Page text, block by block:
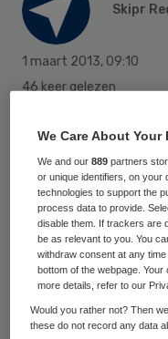
Skipr
1 maart 2013, 09:10
46 keer gelezen
De fusie van het
met de Isala
nieuwbouw van
kunnen
Schippers van
meldt RTV Oost.
Volgens minister
We Care About Your
We and our889 partners
or unique identifiers, on your
technologies to support the
process data to provide.
disable them. If trackers are
be as relevant to you. You
withdraw consent at any
bottom of the webpage.
more details, refer to our
Would you rather not? Then
these do not record any data